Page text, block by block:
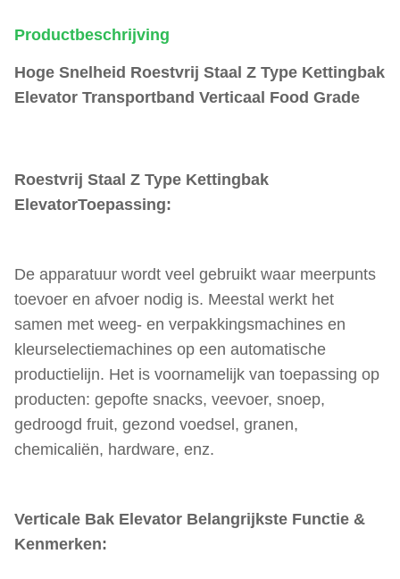
Productbeschrijving
Hoge Snelheid Roestvrij Staal Z Type Kettingbak
Elevator Transportband Verticaal Food Grade​
Roestvrij Staal Z Type Kettingbak
ElevatorToepassing:
De apparatuur wordt veel gebruikt waar meerpunts
toevoer en afvoer nodig is. Meestal werkt het
samen met weeg- en verpakkingsmachines en
kleurselectiemachines op een automatische
productielijn. Het is voornamelijk van toepassing op
producten: gepofte snacks, veevoer, snoep,
gedroogd fruit, gezond voedsel, granen,
chemicaliën, hardware, enz.
Verticale Bak Elevator Belangrijkste Functie &
Kenmerken: